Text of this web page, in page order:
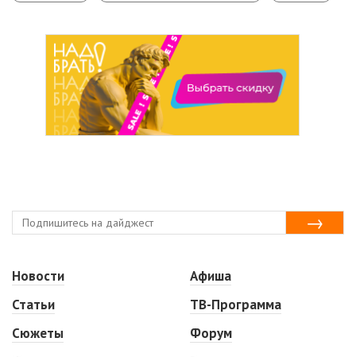
Новости
Статьи
Сюжеты
Афиша
ТВ-Программа
Форум